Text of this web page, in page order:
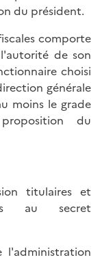
du président.
comporte
de son
choisi
générale
moins le grade
du
titulaires et
au secret
l'administration